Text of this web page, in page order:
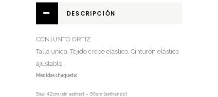
DESCRIPCIÓN
CONJUNTO ORTIZ
Talla unica. Tejido crepé elástico. Cinturón elástico
ajustable.
Medidas chaqueta:
Sisa: 42cm (sin estirar) – 50cm (estirando)